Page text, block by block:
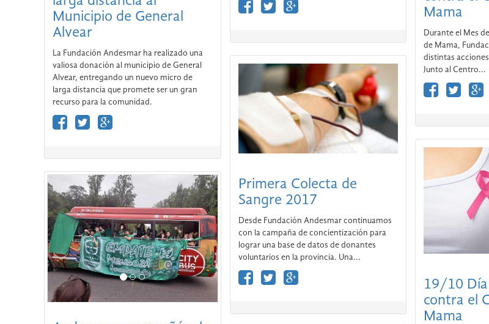
Municipio de General
Alvear
La Fundación Andesmar ha realizado una
valiosa donación al municipio de General
Alvear, entregando un nuevo micro de
larga distancia que promete ser un gran
recurso para la comunidad.
Primera Colecta de
Sangre 2017
Desde Fundación Andesmar continuamos
con la campaña de concientización para
lograr una base de datos de donantes
voluntarios en la provincia. Una...
distintas
19/10 Día
contra el
El Cáncer de
crecimiento sin
anormales en las